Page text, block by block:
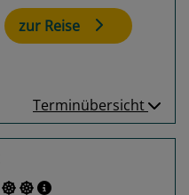
zur Reise
Terminübersicht